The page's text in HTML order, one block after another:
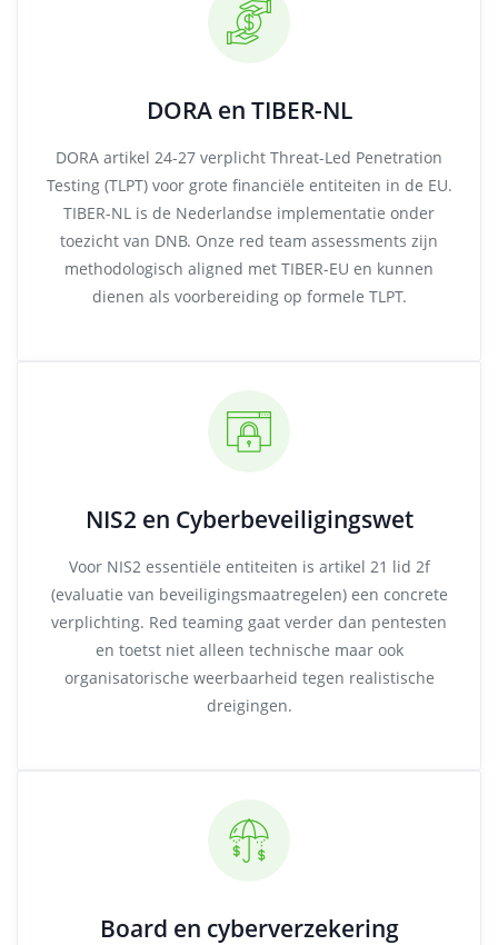
DORA en TIBER-NL
DORA artikel 24-27 verplicht Threat-Led Penetration
Testing (TLPT) voor grote financiële entiteiten in de EU.
TIBER-NL is de Nederlandse implementatie onder
toezicht van DNB. Onze red team assessments zijn
methodologisch aligned met TIBER-EU en kunnen
dienen als voorbereiding op formele TLPT.
NIS2 en Cyberbeveiligingswet
Voor NIS2 essentiële entiteiten is artikel 21 lid 2f
(evaluatie van beveiligingsmaatregelen) een concrete
verplichting. Red teaming gaat verder dan pentesten
en toetst niet alleen technische maar ook
organisatorische weerbaarheid tegen realistische
dreigingen.
Board en cyberverzekering